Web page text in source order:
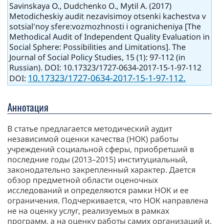
Savinskaya O., Dudchenko O., Mytil A. (2017)
Metodicheskiy audit nezavisimoy otsenki kachestva v
sotsial'noy sfere:vozmozhnosti i ogranicheniya [The
Methodical Audit of Independent Quality Evaluation in
Social Sphere: Possibilities and Limitations]. The
Journal of Social Policy Studies, 15 (1): 97-112 (in
Russian). DOI: 10.17323/1727-0634-2017-15-1-97-112
DOI: 10.17323/1727-0634-2017-15-1-97-112.
Аннотация
В статье предлагается методический аудит
независимой оценки качества (НОК) работы
учреждений социальной сферы, приобретший в
последние годы (2013–2015) институциальный,
законодательно закрепленный ха­рактер. Дается
обзор предметной области оценочных
исследований и определяются рамки НОК и ее
ограничения. Подчеркивается, что НОК направлена
не на оценку услуг, реализуемых в рамках
программ, а на оценку работы самих организаций и,